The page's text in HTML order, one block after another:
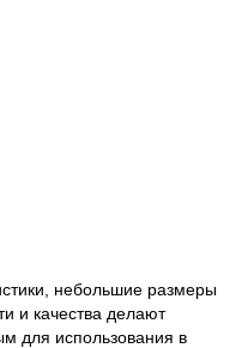
небольшие размеры
и качества делают
для использования в